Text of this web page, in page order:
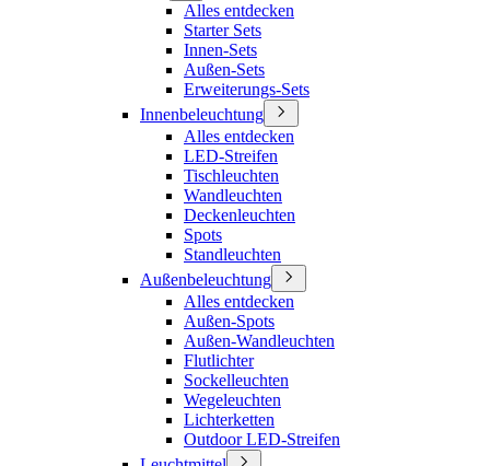
Alles entdecken
Starter Sets
Innen-Sets
Außen-Sets
Erweiterungs-Sets
Innenbeleuchtung
Alles entdecken
LED-Streifen
Tischleuchten
Wandleuchten
Deckenleuchten
Spots
Standleuchten
Außenbeleuchtung
Alles entdecken
Außen-Spots
Außen-Wandleuchten
Flutlichter
Sockelleuchten
Wegeleuchten
Lichterketten
Outdoor LED-Streifen